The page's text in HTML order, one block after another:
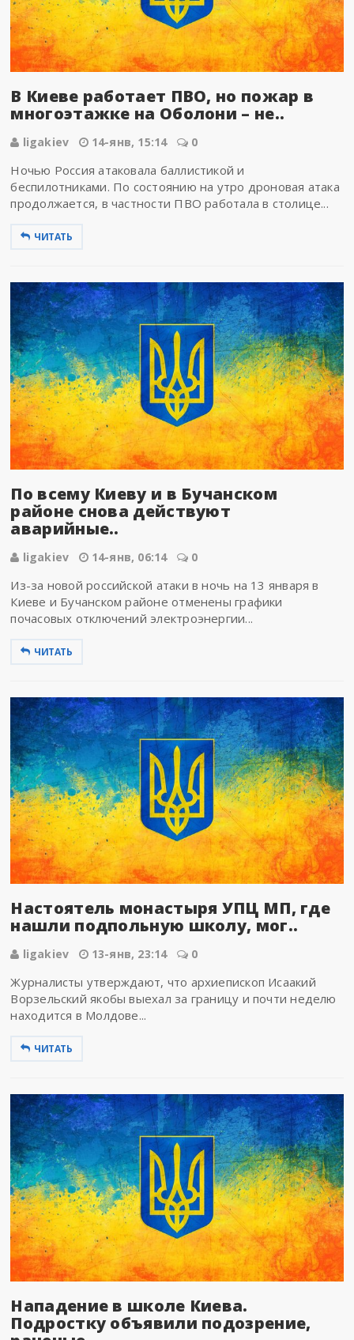
В Киеве работает ПВО, но пожар в
многоэтажке на Оболони – не..
ligakiev 14-янв, 15:14 0
Ночью Россия атаковала баллистикой и
беспилотниками. По состоянию на утро дроновая атака
продолжается, в частности ПВО работала в столице...
ЧИТАТЬ
По всему Киеву и в Бучанском
районе снова действуют
аварийные..
ligakiev 14-янв, 06:14 0
Из-за новой российской атаки в ночь на 13 января в
Киеве и Бучанском районе отменены графики
почасовых отключений электроэнергии...
ЧИТАТЬ
Настоятель монастыря УПЦ МП, где
нашли подпольную школу, мог..
ligakiev 13-янв, 23:14 0
Журналисты утверждают, что архиепископ Исаакий
Ворзельский якобы выехал за границу и почти неделю
находится в Молдове...
ЧИТАТЬ
Нападение в школе Киева.
Подростку объявили подозрение,